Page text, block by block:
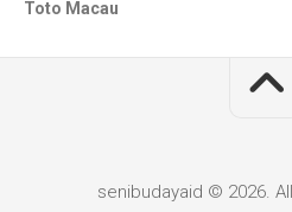
Toto Macau
senibudayaid © 2026.